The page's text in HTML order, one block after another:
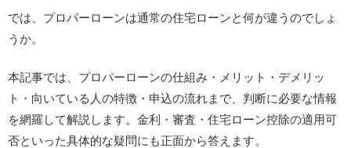
では、プロパーローンは通常の住宅ローンと何が違うのでしょ
うか。
本記事では、プロパーローンの仕組み・メリット・デメリッ
ト・向いている人の特徴・申込の流れまで、判断に必要な情報
を網羅して解説します。金利・審査・住宅ローン控除の適用可
否といった具体的な疑問にも正面から答えます。